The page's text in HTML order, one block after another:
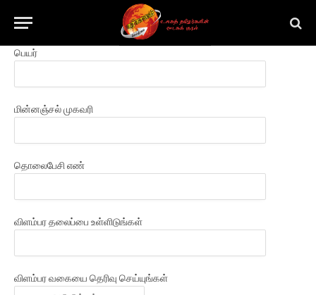
பெயர்
மின்னஞ்சல் முகவரி
தொலைபேசி எண்
விளம்பர தலைப்பை உள்ளிடுங்கள்
விளம்பர வகையை தெரிவு செய்யுங்கள்